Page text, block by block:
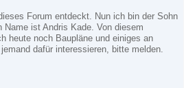
Forum entdeckt. Nun ich bin der Sohn
Name ist Andris Kade. Von diesem
heute noch Baupläne und einiges an
dafür interessieren, bitte melden.